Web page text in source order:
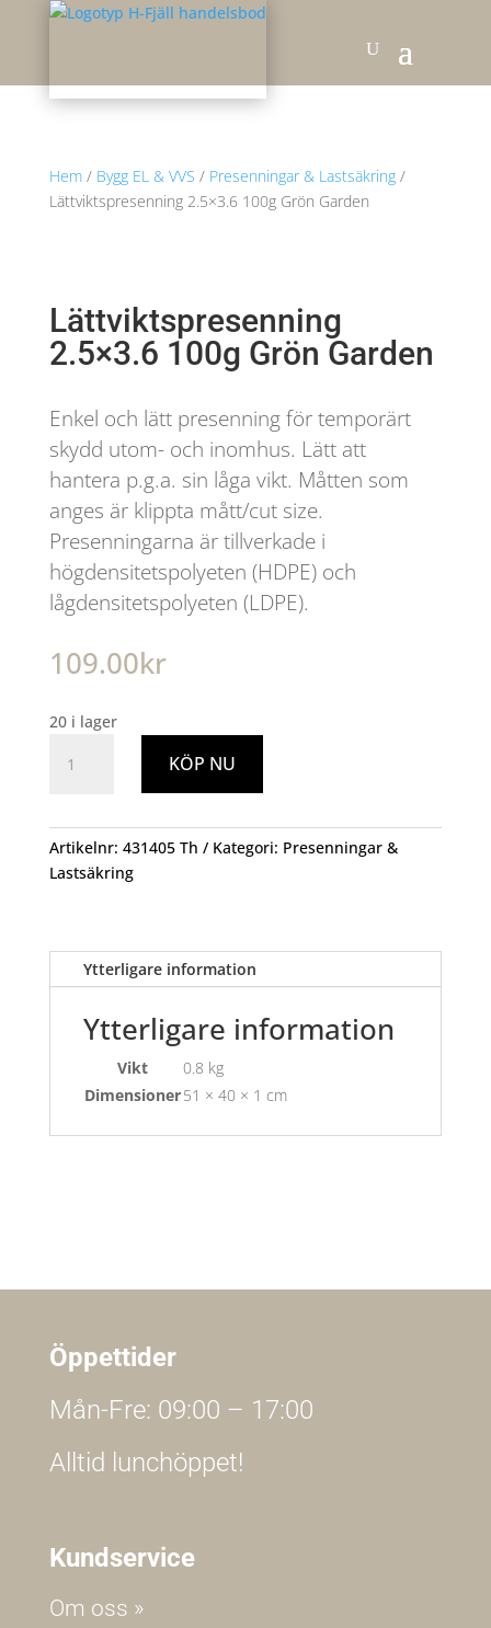
Hem/ Bygg EL & VVS / Presenningar & Lastsäkring/
Lättviktspresenning 2.5×3.6 100g Grön Garden
Lättviktspresenning
2.5×3.6 100g Grön Garden
Enkel och lätt presenning för temporärt
skydd utom- och inomhus. Lätt att
hantera p.g.a. sin låga vikt. Måtten som
anges är klippta mått/cut size.
Presenningarna är tillverkade i
högdensitetspolyeten (HDPE) och
lågdensitetspolyeten (LDPE).
109.00kr
20 i lager
2.5x3.6
Garden
mängd
KÖP NU
Artikelnr: 431405 Th Kategori: Presenningar &
Lastsäkring
Ytterligare information
Ytterligare information
Vikt
0.8 kg
Dimensioner51 × 40 × 1 cm
Öppettider
Mån-Fre: 09:00 – 17:00
Alltid lunchöppet!
Kundservice
Om oss »